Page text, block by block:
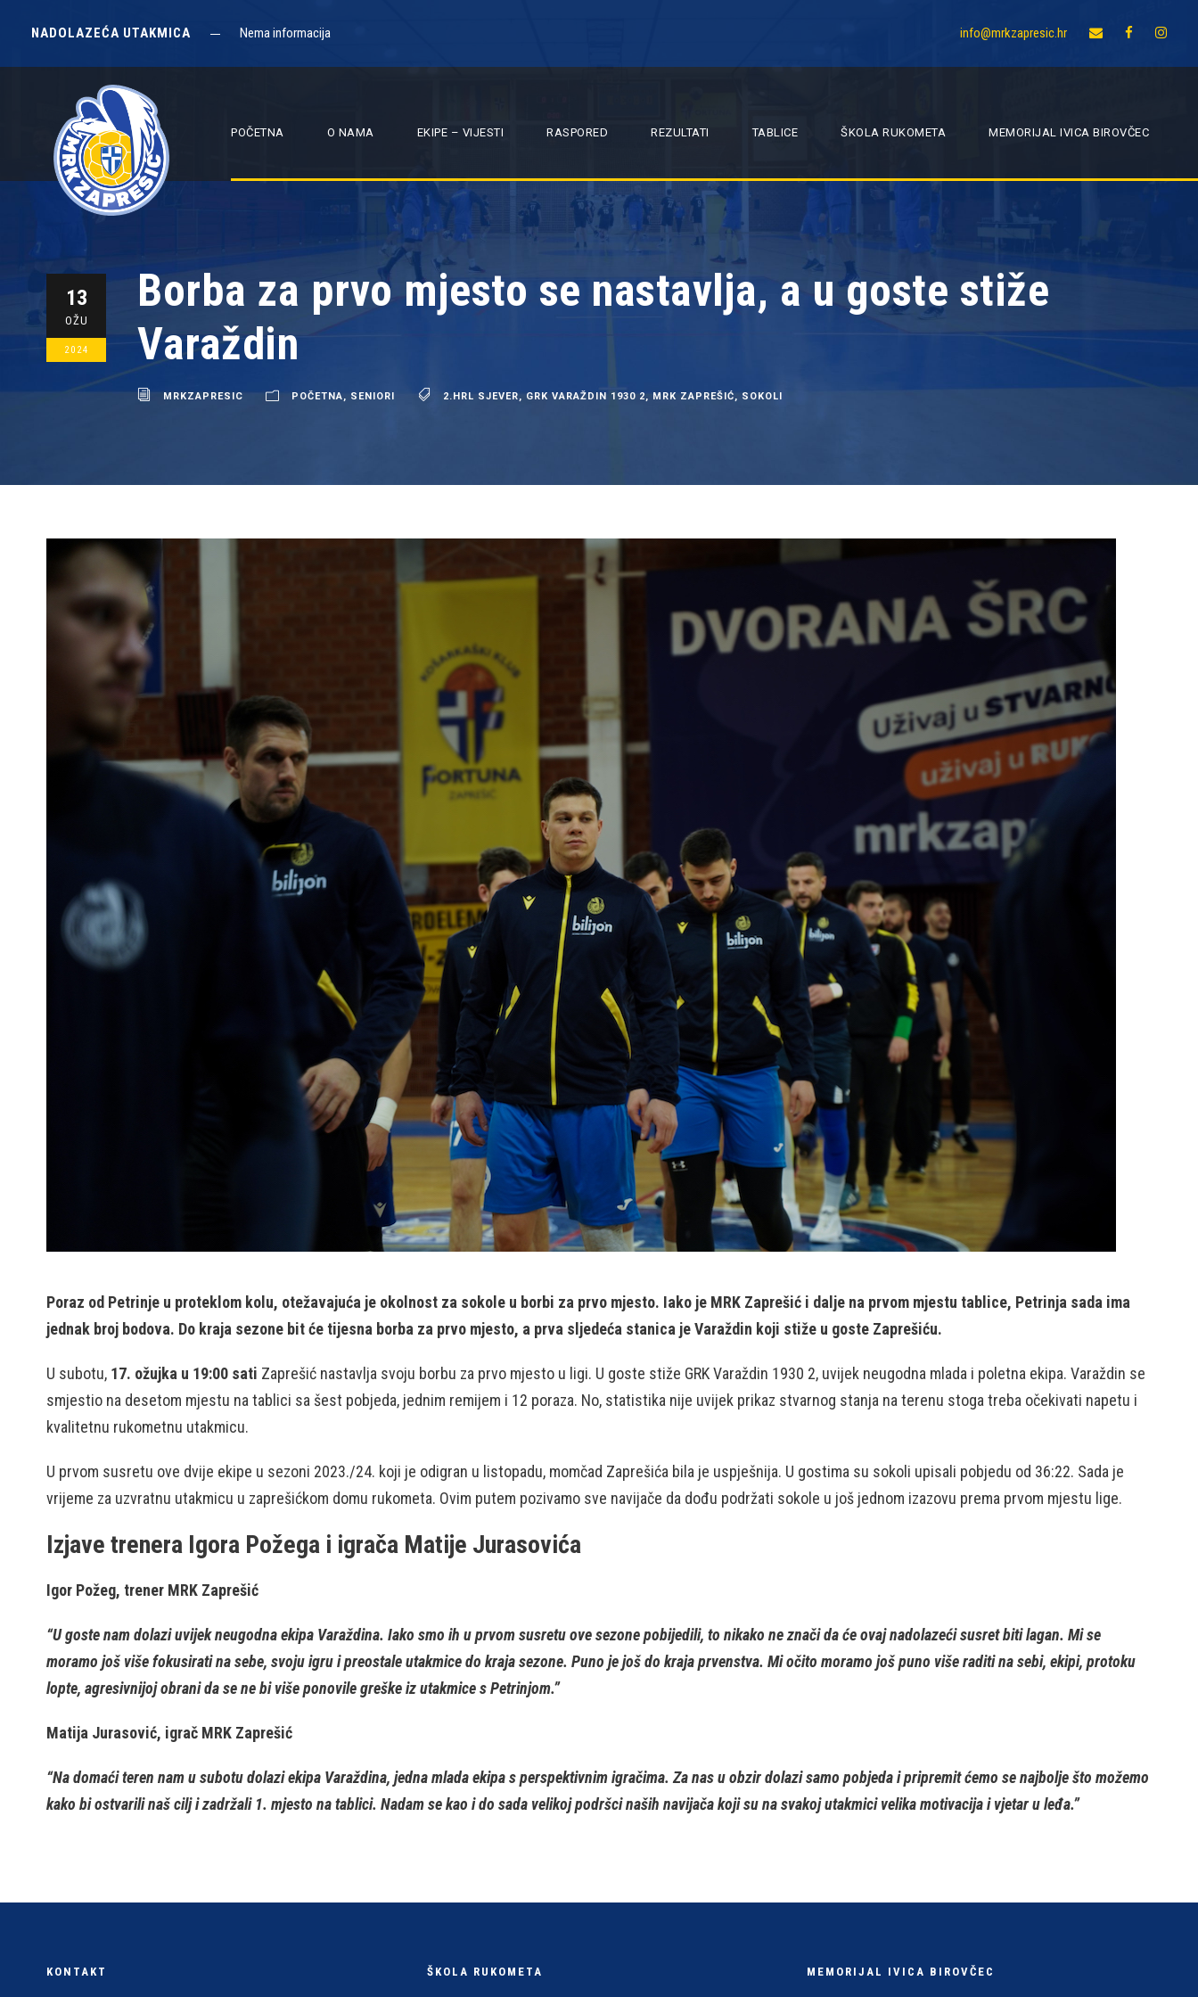
NADOLAZEĆA UTAKMICA Nema informacija info@mrkzapresic.hr
POČETNA O NAMA EKIPE – VIJESTI RASPORED REZULTATI TABLICE ŠKOLA RUKOMETA MEMORIJAL IVICA BIROVČEC
13
OŽU
2024
Borba za prvo mjesto se nastavlja, a u goste stiže
Varaždin
MRKZAPRESIC POČETNA, SENIORI 2.HRL SJEVER, GRK VARAŽDIN 1930 2, MRK ZAPREŠIĆ, SOKOLI
Poraz od Petrinje u proteklom kolu, otežavajuća je okolnost za sokole u borbi za prvo mjesto. Iako je MRK Zaprešić i dalje na prvom mjestu tablice, Petrinja sada ima
jednak broj bodova. Do kraja sezone bit će tijesna borba za prvo mjesto, a prva sljedeća stanica je Varaždin koji stiže u goste Zaprešiću.
U subotu, 17. ožujka u 19:00 sati Zaprešić nastavlja svoju borbu za prvo mjesto u ligi. U goste stiže GRK Varaždin 1930 2, uvijek neugodna mlada i poletna ekipa. Varaždin se
smjestio na desetom mjestu na tablici sa šest pobjeda, jednim remijem i 12 poraza. No, statistika nije uvijek prikaz stvarnog stanja na terenu stoga treba očekivati napetu i
kvalitetnu rukometnu utakmicu.
U prvom susretu ove dvije ekipe u sezoni 2023./24. koji je odigran u listopadu, momčad Zaprešića bila je uspješnija. U gostima su sokoli upisali pobjedu od 36:22. Sada je
vrijeme za uzvratnu utakmicu u zaprešićkom domu rukometa. Ovim putem pozivamo sve navijače da dođu podržati sokole u još jednom izazovu prema prvom mjestu lige.
Izjave trenera Igora Požega i igrača Matije Jurasovića
Igor Požeg, trener MRK Zaprešić
“U goste nam dolazi uvijek neugodna ekipa Varaždina. Iako smo ih u prvom susretu ove sezone pobijedili, to nikako ne znači da će ovaj nadolazeći susret biti lagan. Mi se
moramo još više fokusirati na sebe, svoju igru i preostale utakmice do kraja sezone. Puno je još do kraja prvenstva. Mi očito moramo još puno više raditi na sebi, ekipi, protoku
lopte, agresivnijoj obrani da se ne bi više ponovile greške iz utakmice s Petrinjom.”
Matija Jurasović, igrač MRK Zaprešić
“Na domaći teren nam u subotu dolazi ekipa Varaždina, jedna mlada ekipa s perspektivnim igračima. Za nas u obzir dolazi samo pobjeda i pripremit ćemo se najbolje što možemo
kako bi ostvarili naš cilj i zadržali 1. mjesto na tablici. Nadam se kao i do sada velikoj podršci naših navijača koji su na svakoj utakmici velika motivacija i vjetar u leđa.”
KONTAKT ŠKOLA RUKOMETA MEMORIJAL IVICA BIROVČEC